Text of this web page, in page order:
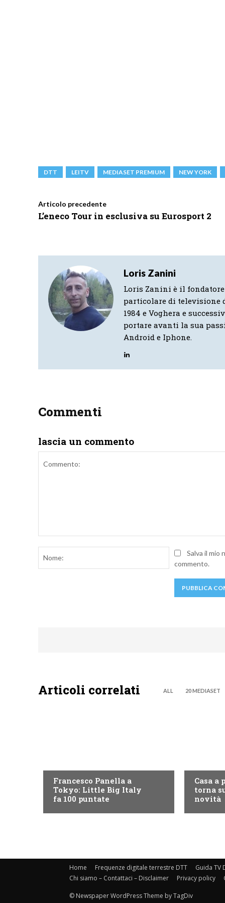
DTT LEITV MEDIASET PREMIUM NEW YORK
Articolo precedente
L’eneco Tour in esclusiva su Eurosport 2
Loris Zanini
Loris Zanini è il
particolare di televisione
1984 e Voghera e
portare avanti la sua
Android e Iphone.
Commenti
lascia un commento
Nome:Salva il mio
commento.
Articoli correlati ALL 20 MEDIASET
Francesco Panella a
Tokyo: Little Big Italy
fa 100 puntate
Casa a
torna
novità
Home Frequenze digitale terrestre DTT
Guida TV
Chi siamo – Contattaci – Disclaimer
Privacy policy
© Newspaper WordPress Theme by TagDiv